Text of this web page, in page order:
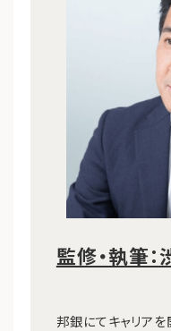
監修・執筆
邦銀にてキャリア